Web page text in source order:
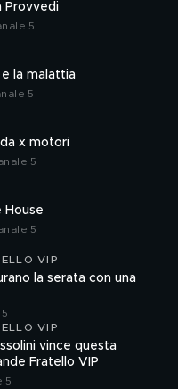
Provvedi
5
la malattia
5
x motori
5
House
5
VIP
la serata con una
VIP
vince questa
Fratello VIP
5